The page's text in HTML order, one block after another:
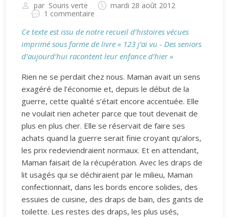
par Souris verte
mardi 28 août 2012
1 commentaire
Ce texte est issu de notre recueil d’histoires vécues
imprimé sous forme de livre « 123 j’ai vu - Des seniors
d’aujourd’hui racontent leur enfance d’hier »
Rien ne se perdait chez nous. Maman avait un sens
exagéré de l’économie et, depuis le début de la
guerre, cette qualité s’était encore accentuée. Elle
ne voulait rien acheter parce que tout devenait de
plus en plus cher. Elle se réservait de faire ses
achats quand la guerre serait finie croyant qu’alors,
les prix redeviendraient normaux. Et en attendant,
Maman faisait de la récupération. Avec les draps de
lit usagés qui se déchiraient par le milieu, Maman
confectionnait, dans les bords encore solides, des
essuies de cuisine, des draps de bain, des gants de
toilette. Les restes des draps, les plus usés,